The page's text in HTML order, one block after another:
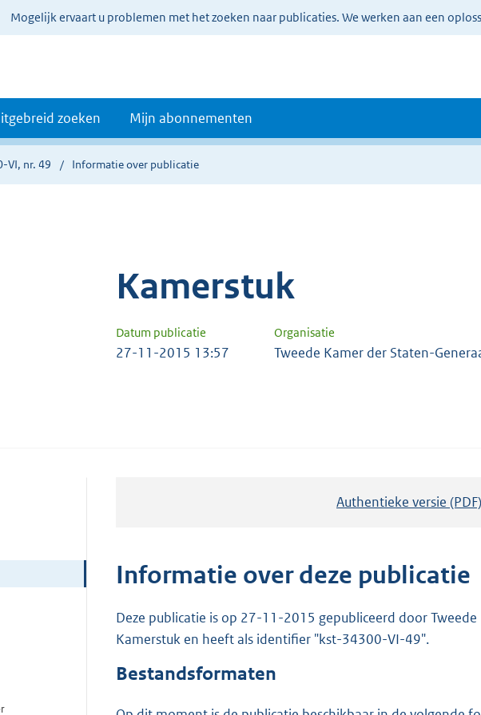
Mogelijk ervaart u problemen met het zoeken naar publicaties. We werken aan een
zoeken Mijn abonnementen
VI, nr. 49 Informatie over publicatie
Kamerstuk
Datum publicatie Organisatie
27-11-2015 13:57 Tweede Kamer der Staten-
Authentieke versie (PDF)
Informatie over deze publicatie
Deze publicatie is op 27-11-2015 gepubliceerd door
Kamerstuk en heeft als identifier "kst-34300-VI-49".
Bestandsformaten